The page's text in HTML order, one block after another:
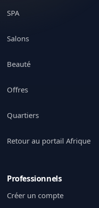
SPA
Salons
Beauté
Offres
Quartiers
Retour au portail Afrique
Professionnels
Créer un compte